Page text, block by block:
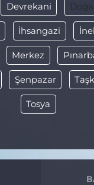
Devrekani
İhsangazi
Merkez
Şenpazar
Tosya